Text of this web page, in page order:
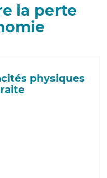
la perte
physiques